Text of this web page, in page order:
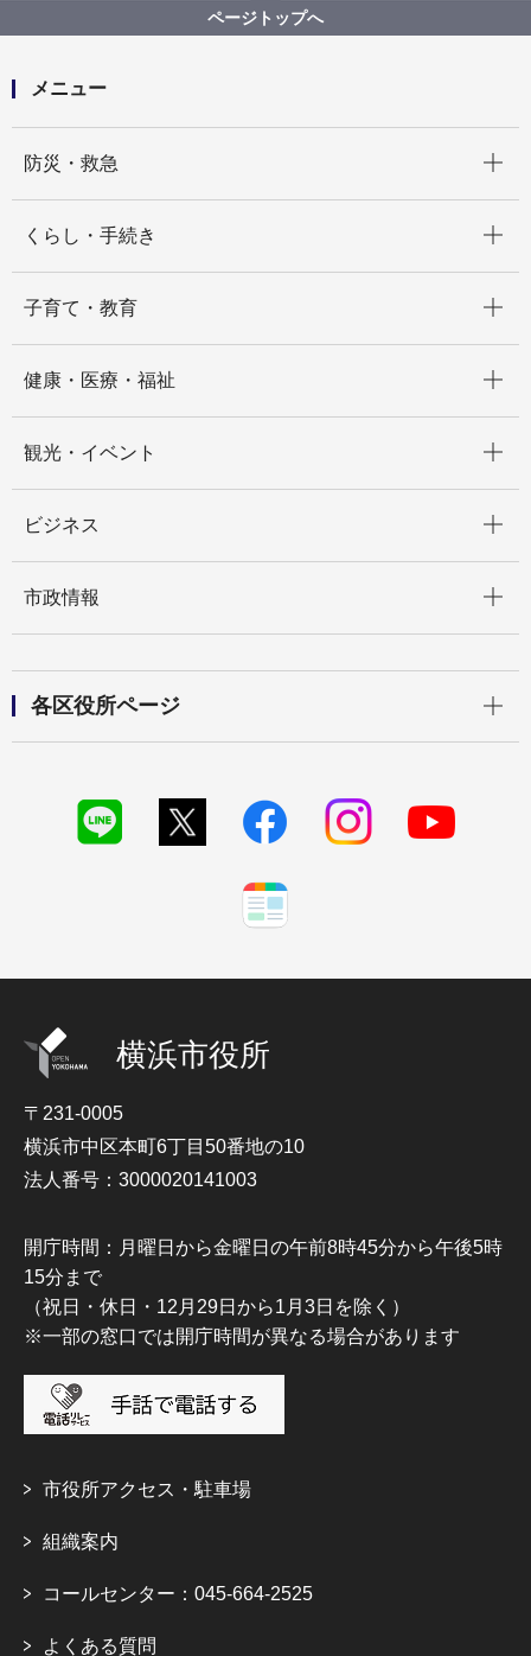
株式会社フソウとの共同研究で『AGVを活用した下水
処理場の巡回点検における業務効率化』の実現可能性
ページトップへ
メニュー
防災・救急
くらし・手続き
子育て・教育
健康・医療・福祉
観光・イベント
ビジネス
市政情報
各区役所ページ
横浜市役所
〒231-0005
横浜市中区本町6丁目50番地の10
法人番号：3000020141003
開庁時間：月曜日から金曜日の午前8時45分から午後5時
15分まで
（祝日・休日・12月29日から1月3日を除く）
※一部の窓口では開庁時間が異なる場合があります
市役所アクセス・駐車場
組織案内
コールセンター：045-664-2525
よくある質問